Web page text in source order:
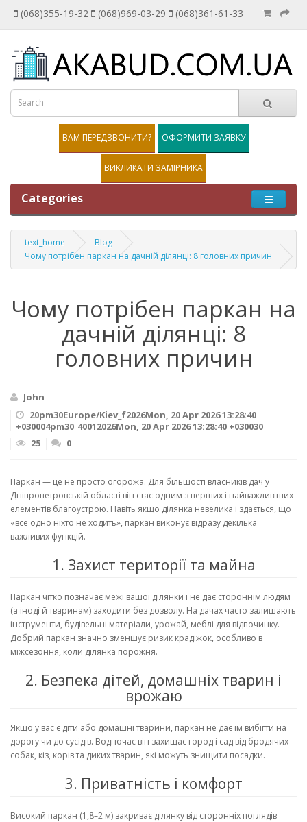
(068)355-19-32 (068)969-03-29 (068)361-61-33
ВАМ ПЕРЕДЗВОНИТИ? ОФОРМИТИ ЗАЯВКУ
ВИКЛИКАТИ ЗАМІРНИКА
Categories
text_home
Blog
Чому потрібен паркан на дачній ділянці: 8 головних причин
Чому потрібен паркан на
дачній ділянці: 8
головних причин
John
20pm30Europe/Kiev_f2026Mon, 20 Apr 2026 13:28:40
+030004pm30_40012026Mon, 20 Apr 2026 13:28:40 +030030
25
0
Паркан — це не просто огорожа. Для більшості власників дач у
Дніпропетровській області він стає одним з перших і найважливіших
елементів благоустрою. Навіть якщо ділянка невелика і здається, що
«все одно ніхто не ходить», паркан виконує відразу декілька
важливих функцій.
1. Захист території та майна
Паркан чітко позначає межі вашої ділянки і не дає стороннім людям
(а іноді й тваринам) заходити без дозволу. На дачах часто залишають
інструменти, будівельні матеріали, урожай, меблі для відпочинку.
Добрий паркан значно зменшує ризик крадіжок, особливо в
міжсезоння, коли ділянка порожня.
2. Безпека дітей, домашніх тварин і
врожаю
Якщо у вас є діти або домашні тварини, паркан не дає їм вибігти на
дорогу чи до сусідів. Водночас він захищає город і сад від бродячих
собак, кіз, корів та диких тварин, які можуть знищити посадки.
3. Приватність і комфорт
Високий паркан (1,8–2 м) закриває ділянку від сторонніх поглядів